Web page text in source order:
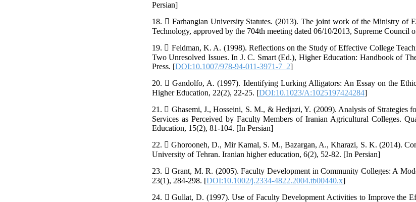
Persian]
18.  Farhangian University Statutes. (2013). The joint work of the Ministry of
Technology, approved by the 704th meeting dated 06/10/2013, Supreme Council
19.  Feldman, K. A. (1998). Reflections on the Study of Effective College
Two Unresolved Issues. In J. C. Smart (Ed.), Higher Education: Handbook of
Press. [DOI:10.1007/978-94-011-3971-7_2]
20.  Gandolfo, A. (1997). Identifying Lurking Alligators: An Essay on the
Higher Education, 22(2), 22-25. [DOI:10.1023/A:1025197424284]
21.  Ghasemi, J., Hosseini, S. M., & Hedjazi, Y. (2009). Analysis of Strategies
Services as Perceived by Faculty Members of Iranian Agricultural Colleges.
Education, 15(2), 81-104. [In Persian]
22.  Ghorooneh, D., Mir Kamal, S. M., Bazargan, A., Kharazi, S. K. (2014).
University of Tehran. Iranian higher education, 6(2), 52-82. [In Persian]
23.  Grant, M. R. (2005). Faculty Development in Community Colleges: A
23(1), 284-298. [DOI:10.1002/j.2334-4822.2004.tb00440.x]
24.  Gullat, D. (1997). Use of Faculty Development Activities to Improve the